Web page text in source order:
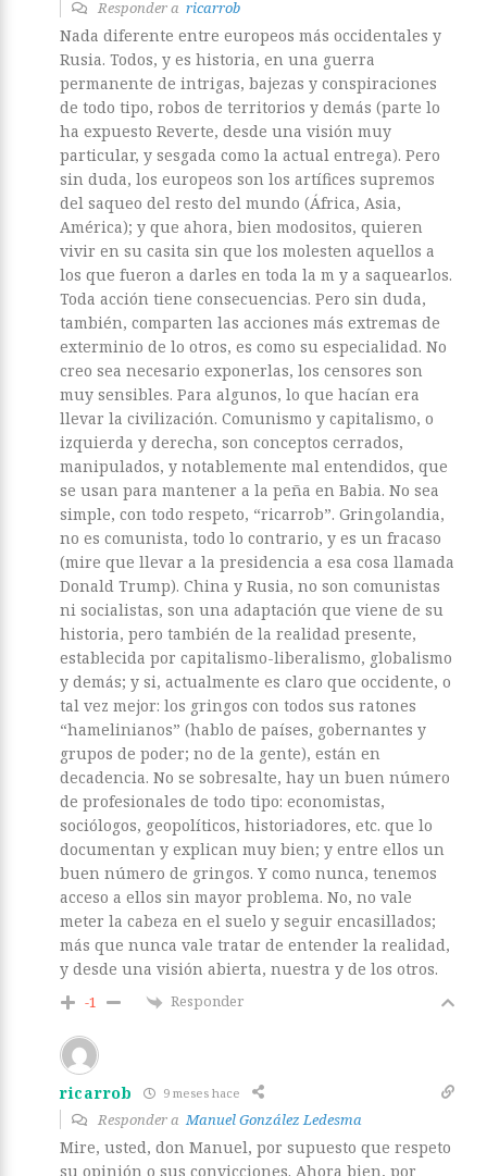
Responder a ricarrob
Nada diferente entre europeos más occidentales y
Rusia. Todos, y es historia, en una guerra
permanente de intrigas, bajezas y conspiraciones
de todo tipo, robos de territorios y demás (parte lo
ha expuesto Reverte, desde una visión muy
particular, y sesgada como la actual entrega). Pero
sin duda, los europeos son los artífices supremos
del saqueo del resto del mundo (África, Asia,
América); y que ahora, bien modositos, quieren
vivir en su casita sin que los molesten aquellos a
los que fueron a darles en toda la m y a saquearlos.
Toda acción tiene consecuencias. Pero sin duda,
también, comparten las acciones más extremas de
exterminio de lo otros, es como su especialidad. No
creo sea necesario exponerlas, los censores son
muy sensibles. Para algunos, lo que hacían era
llevar la civilización. Comunismo y capitalismo, o
izquierda y derecha, son conceptos cerrados,
manipulados, y notablemente mal entendidos, que
se usan para mantener a la peña en Babia. No sea
simple, con todo respeto, “ricarrob”. Gringolandia,
no es comunista, todo lo contrario, y es un fracaso
(mire que llevar a la presidencia a esa cosa llamada
Donald Trump). China y Rusia, no son comunistas
ni socialistas, son una adaptación que viene de su
historia, pero también de la realidad presente,
establecida por capitalismo-liberalismo, globalismo
y demás; y si, actualmente es claro que occidente, o
tal vez mejor: los gringos con todos sus ratones
“hamelinianos” (hablo de países, gobernantes y
grupos de poder; no de la gente), están en
decadencia. No se sobresalte, hay un buen número
de profesionales de todo tipo: economistas,
sociólogos, geopolíticos, historiadores, etc. que lo
documentan y explican muy bien; y entre ellos un
buen número de gringos. Y como nunca, tenemos
acceso a ellos sin mayor problema. No, no vale
meter la cabeza en el suelo y seguir encasillados;
más que nunca vale tratar de entender la realidad,
y desde una visión abierta, nuestra y de los otros.
-1 Responder
ricarrob 9 meses hace
Responder aManuel González Ledesma
Mire, usted, don Manuel, por supuesto que respeto
su opinión o sus convicciones. Ahora bien, por